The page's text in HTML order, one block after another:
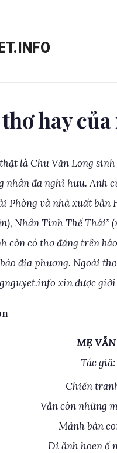
hay
là Chu Văn Long
nhân đã nghỉ hưu. Anh
Phòng và nhà xuất bản
Nhân Tình Thế Thái”
còn có thơ đăng trên
địa phương. Ngoài
xin được
MẸ
Tác
Chiến
Vẫn còn những
Mảnh bàn
Di ảnh hoen ố